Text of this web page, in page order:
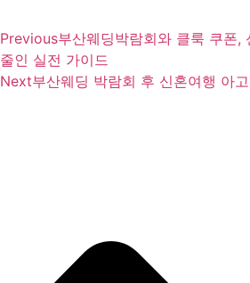
Previous부산웨딩박람회와 클룩 쿠폰,
줄인 실전 가이드
Next부산웨딩 박람회 후 신혼여행 아